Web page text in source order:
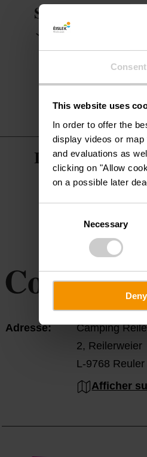
Consent
This website uses
In order to offer the
display videos or
and evaluations as
clicking on "Allow
on a possible later
Necessary
Deny
Services
WiFi
Info Camping
Contact
Adresse:
Camping
2, Reilerweier
L-9768 Reuler
Afficher